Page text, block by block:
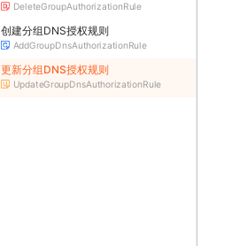
DeleteGroupAuthorizationRule
创建分组DNS授权规则
AddGroupDnsAuthorizationRule
更新分组DNS授权规则
UpdateGroupDnsAuthorizationRule